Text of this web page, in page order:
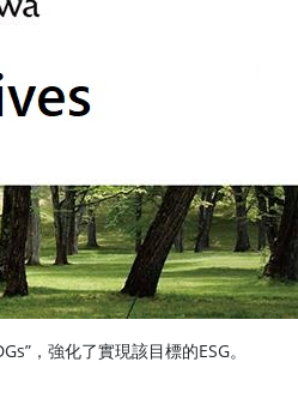
，強化了實現該目標的ESG。